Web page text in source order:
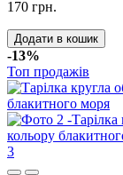
170 грн.
Додати в кошик
-13%
Топ продажів
3